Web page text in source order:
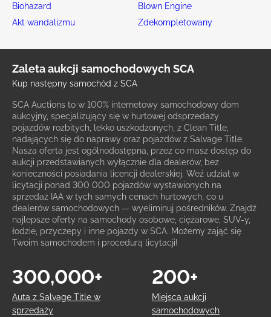
Biohazard
Blown Engine
Akt wandalizmu
Zdekompletowany
Zaleta aukcji samochodowych SCA
Kup następny samochód z SCA
SCA Auctions to w 100% internetowy samochodowy dom
aukcyjny, specjalizujący się w hurtowej odsprzedaży
pojazdów rozbitych, lekko uszkodzonych, z Clean Title,
nadających się do naprawy oraz pojazdów z Salvage Title.
Nasza oferta jest ogólnodostępna, przez co masz dostęp do
aukcji przedstawianych wyłącznie dla dealerów, bez
konieczności posiadania licencji dealerskiej. Weź udział w
licytacji ponad 300 000 pojazdów wystawionych na
sprzedaż IAA w tych samych cenach hurtowych, co u
dealerów samochodowych — wyeliminuj pośredników. Znajdź
najlepsze oferty na samochody osobowe, ciężarowe, SUV-y,
łodzie, przyczepy i inne pojazdy w SCA. Możemy zająć się
Twoim samochodem i procedurą licytacji!
Auta z Salvage Title w
sprzedaży
300,000+
Miejsca aukcji
samochodowych
200+